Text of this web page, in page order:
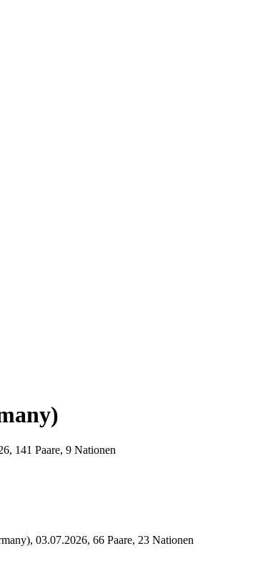
141 Paare, 9 Nationen
03.07.2026, 66 Paare, 23 Nationen